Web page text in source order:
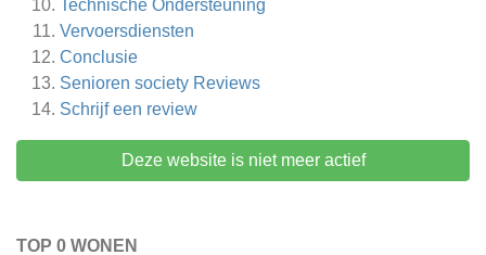
Technische Ondersteuning
Vervoersdiensten
Conclusie
Senioren society Reviews
Schrijf een review
Deze website is niet meer actief
TOP 0 WONEN